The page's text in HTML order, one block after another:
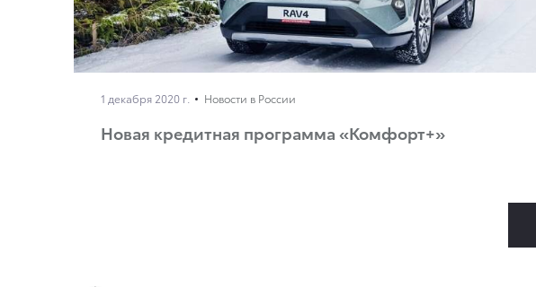
1 декабря 2020 г. Новости в России
Новая кредитная программа «Комфорт+»